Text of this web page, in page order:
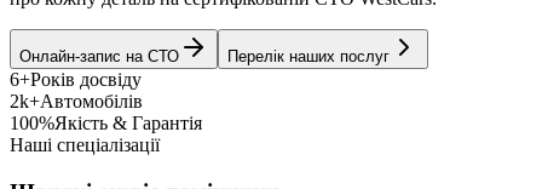
Онлайн-запис на СТО Перелік наших послуг
6+Років досвіду
2k+Автомобілів
100%Якість & Гарантія
Наші спеціалізації